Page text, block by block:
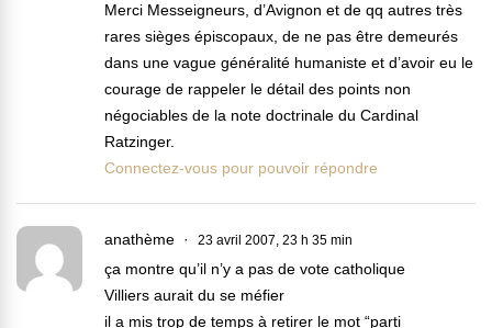
Merci Messeigneurs, d’Avignon et de qq autres très
rares sièges épiscopaux, de ne pas être demeurés
dans une vague généralité humaniste et d’avoir eu le
courage de rappeler le détail des points non
négociables de la note doctrinale du Cardinal
Ratzinger.
Connectez-vous pour pouvoir répondre
anathème 23 avril 2007, 23 h 35 min
ça montre qu’il n’y a pas de vote catholique
Villiers aurait du se méfier
il a mis trop de temps à retirer le mot “parti